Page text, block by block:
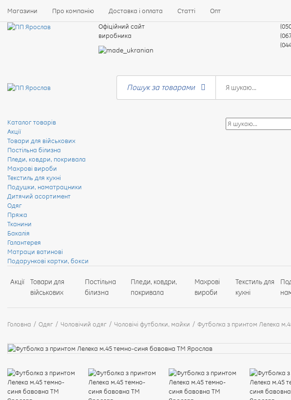
Магазини Про компанію Доставка і оплата Статті Опт
Офіційний сайт
виробника
Пошук за товарами
Каталог товарів
Акції
Товари для військових
Постільна білизна
Пледи, ковдри, покривала
Махрові вироби
Текстиль для кухні
Подушки, наматрацники
Дитячий асортимент
Одяг
Пряжа
Тканини
Бакалія
Галантерея
Матраци ватинові
Подарункові картки, бокси
Акції
Товари для
військових
Постільна
білизна
Пледи, ковдри,
покривала
Махрові
вироби
Текстиль для
кухні
Головна Одяг Чоловічий одяг Чоловічі футболки, майки Футболка з принтом Лелека